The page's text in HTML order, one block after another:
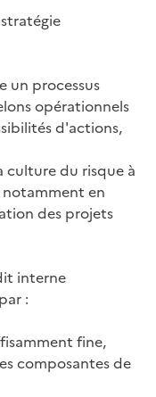
un processus
opérationnels
d'actions,
culture du risque à
en
des projets
interne
:
fine,
composantes de